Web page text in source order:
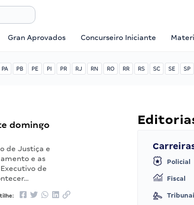
Gran Aprovados Concurseiro Iniciante
PA PB PE PI PR RJ RN RO RR RS SC SE SP
domingo
de Justiça e
e as
de
Policial
Fiscal